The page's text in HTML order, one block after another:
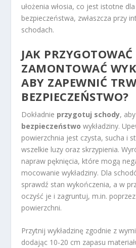
ułożenia włosia, co jest istotne
bezpieczeństwa, zwłaszcza przy
schodach.
JAK
ZAMONTOWAĆ
ABY ZAPEWNIĆ
BEZPIECZEŃSTWO?
Dokładnie przygotuj schody,
bezpieczeństwo wykładziny.
powierzchnia jest czysta, sucha i
wszelkie luzy oraz skrzypienia.
napraw pęknięcia, które mogą
mocowanie wykładziny. Dla
sprawdź stan wykończenia, a w
oczyść je i zagruntuj, m.in.
powierzchni.
Przytnij wykładzinę zgodnie z
dodając 10-20 cm zapasu